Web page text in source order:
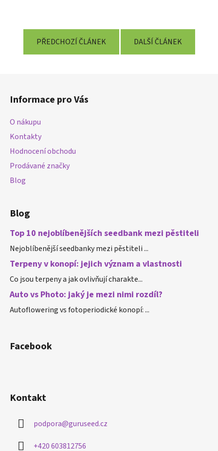
PŘEDCHOZÍ ČLÁNEK DALŠÍ ČLÁNEK
Informace pro Vás
O nákupu
Kontakty
Hodnocení obchodu
Prodávané značky
Blog
Blog
Top 10 nejoblíbenějších seedbank mezi pěstiteli
Nejoblíbenější seedbanky mezi pěstiteli ...
Terpeny v konopí: jejich význam a vlastnosti
Co jsou terpeny a jak ovlivňují charakte...
Auto vs Photo: jaký je mezi nimi rozdíl?
Autoflowering vs fotoperiodické konopí: ...
Facebook
Kontakt
podpora@guruseed.cz
+420 603812756